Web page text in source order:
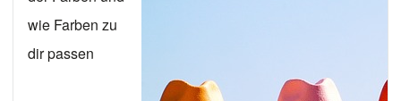
wie Farben zu
dir passen